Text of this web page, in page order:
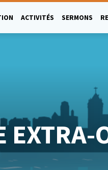
ACTIVITÉS SERMONS
EXTRA-